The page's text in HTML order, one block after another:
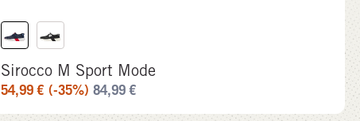
Sirocco M Sport Mode
54,99€ (-35%) 84,99€